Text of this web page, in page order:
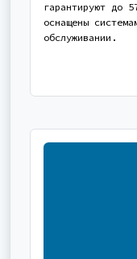
гарантируют до
оснащены
обслуживании.